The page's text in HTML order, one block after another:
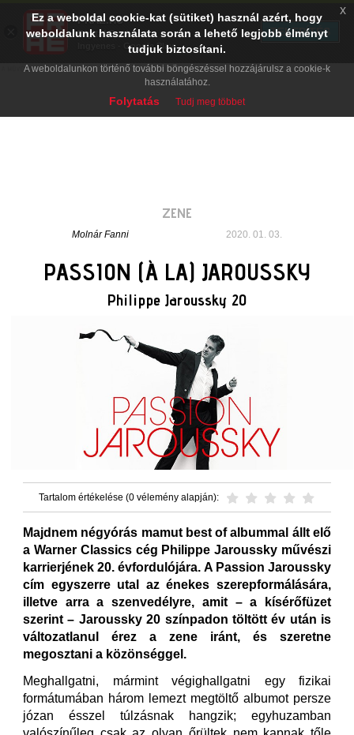
ZENE
Molnár Fanni 2020. 01. 03.
PASSION (À LA) JAROUSSKY
Philippe Jaroussky 20
Tartalom értékelése (0 vélemény alapján):
Majdnem négyórás mamut best of albummal állt elő
a Warner Classics cég Philippe Jaroussky művészi
karrierjének 20. évfordulójára. A Passion Jaroussky
cím egyszerre utal az énekes szerepformálására,
illetve arra a szenvedélyre, amit – a kísérőfüzet
szerint – Jaroussky 20 színpadon töltött év után is
változatlanul érez a zene iránt, és szeretne
megosztani a közönséggel.
Meghallgatni, mármint végighallgatni egy fizikai
formátumában három lemezt megtöltő albumot persze
józan ésszel túlzásnak hangzik; egyhuzamban
Ez a weboldal cookie-kat (sütiket) használ azért, hogy
weboldalunk használata során a lehető legjobb élményt
tudjuk biztosítani.
A weboldalunkon történő további böngészéssel hozzájárulsz a cookie-k
használatához.
Folytatás Tudj meg többet
x
PRAE.HU
Digital Evolution
Ingyenes - Google Play
TELEPÍTÉS